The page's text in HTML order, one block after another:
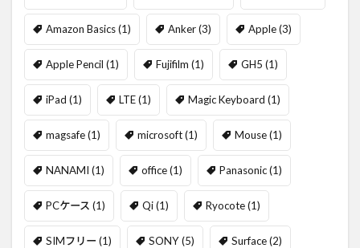
Amazon Basics(1) Anker(3) Apple(3)
Apple Pencil (1) Fujifilm (1) GH5 (1)
iPad (1) LTE(1) Magic Keyboard (1)
magsafe(1) microsoft(1) Mouse(1)
NANAMI (1) office(1) Panasonic(1)
PCケース (1) Qi(1) Ryocote(1)
SIMフリー (1) SONY(5) Surface(2)